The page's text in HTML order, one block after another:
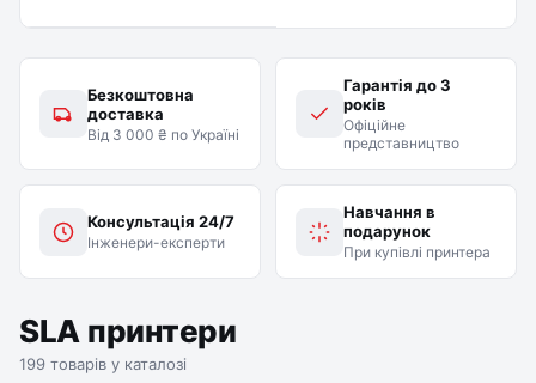
Безкоштовна
доставка
Від 3 000 ₴ по Україні
Гарантія до 3
років
Офіційне
представництво
Консультація 24/7
Інженери-експерти
Навчання в
подарунок
При купівлі принтера
SLA принтери
199 товарів у каталозі